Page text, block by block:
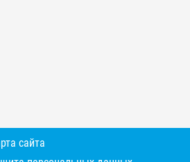
сайта